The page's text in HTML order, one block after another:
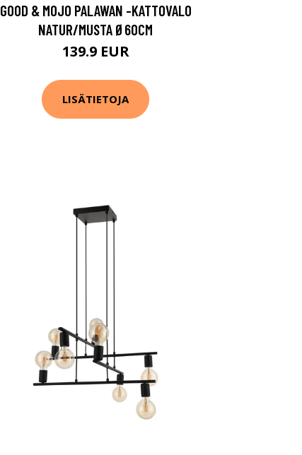
GOOD & MOJO PALAWAN -KATTOVALO
NATUR/MUSTA Ø60CM
139.9 EUR
LISÄTIETOJA